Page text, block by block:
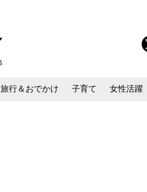
旅行＆おでかけ 子育て 女性活躍